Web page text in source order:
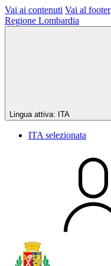
Vai ai contenuti Vai al footer
Regione Lombardia
Lingua attiva: ITA
ITA selezionata